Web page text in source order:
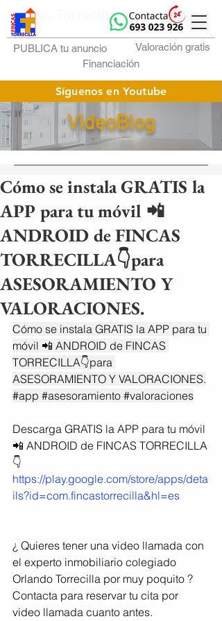
Fincas Torrecilla
PUBLICA tu anuncio
Valoración gratis
Financiación
Síguenos en Youtube
VideoBlog
Cómo se instala GRATIS la
APP para tu móvil 📲
ANDROID de FINCAS
TORRECILLA👇para
ASESORAMIENTO Y
VALORACIONES.
Cómo se instala GRATIS la APP para tu
móvil 📲 ANDROID de FINCAS
TORRECILLA👇para
ASESORAMIENTO Y VALORACIONES.
#app #asesoramiento #valoraciones
Descarga GRATIS la APP para tu móvil
📲 ANDROID de FINCAS TORRECILLA
👇
https://play.google.com/store/apps/deta
ils?id=com.fincastorrecilla&hl=es
¿ Quieres tener una video llamada con
el experto inmobiliario colegiado
Orlando Torrecilla por muy poquito ?
Contacta para reservar tu cita por
video llamada cuanto antes.